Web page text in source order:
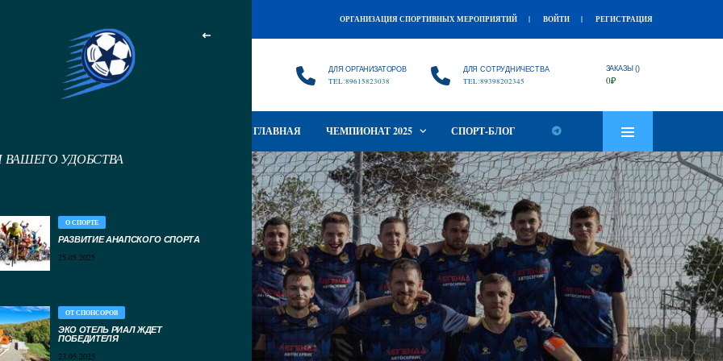
ОРГАНИЗАЦИЯ СПОРТИВНЫХ МЕРОПРИЯТИЙ ВОЙТИ РЕГИСТРАЦИЯ
ДЛЯ ОРГАНИЗАТОРОВ
TEL:89615823038
ДЛЯ СОТРУДНИЧЕСТВА
TEL:89398202345
ЗАКАЗЫ ()
0₽
ГЛАВНАЯ ЧЕМПИОНАТ 2025 СПОРТ-БЛОГ
ВАШЕГО УДОБСТВА
О СПОРТЕ
РАЗВИТИЕ АНАПСКОГО СПОРТА
25.05.2025
ОТ СПОНСОРОВ
ЭКО ОТЕЛЬ РИАЛ ЖДЕТ
ПОБЕДИТЕЛЯ
23.05.2025